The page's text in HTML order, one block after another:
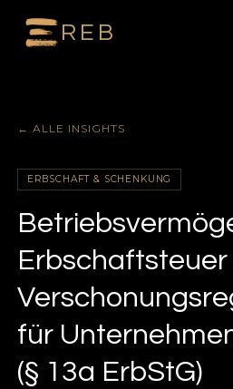
REB
← ALLE INSIGHTS
ERBSCHAFT & SCHENKUNG
Erbschaftsteuer
für
(§ 13a ErbStG)